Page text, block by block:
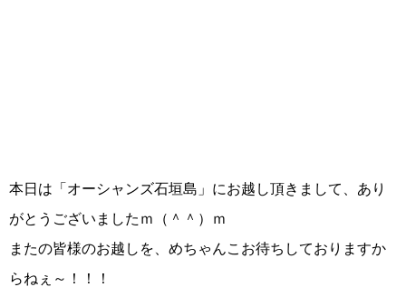
本日は「オーシャンズ石垣島」にお越し頂きまして、あり
がとうございましたｍ（＾＾）ｍ
またの皆様のお越しを、めちゃんこお待ちしておりますか
らねぇ～！！！